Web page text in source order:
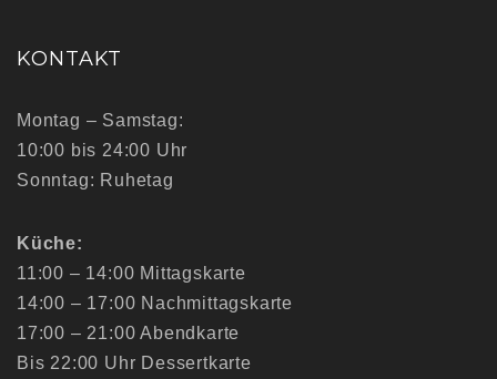
KONTAKT
Montag – Samstag:
10:00 bis 24:00 Uhr
Sonntag: Ruhetag
Küche:
11:00 – 14:00 Mittagskarte
14:00 – 17:00 Nachmittagskarte
17:00 – 21:00 Abendkarte
Bis 22:00 Uhr Dessertkarte